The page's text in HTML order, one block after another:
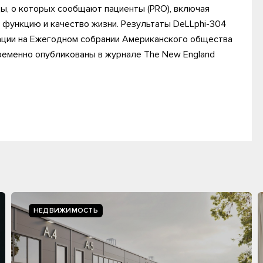
о которых сообщают пациенты (PRO), включая
и качество жизни. Результаты DeLLphi-304
на Ежегодном собрании Американского общества
опубликованы в журнале The New England
НЕДВИЖИМОСТЬ